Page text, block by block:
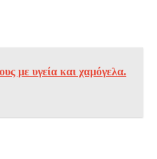
με υγεία και χαμόγελα.